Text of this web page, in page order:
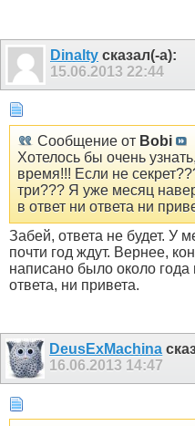
Dinalty сказал(-а):
15.06.2013 22:44
Сообщение от Bobi
Хотелось бы очень
время!!! Если не
три??? Я уже месяц
в ответ ни ответа ни
Забей, ответа не будет. У
почти год ждут. Вернее,
написано было около года
ответа, ни привета.
DeusExMachina
16.06.2013 14:47